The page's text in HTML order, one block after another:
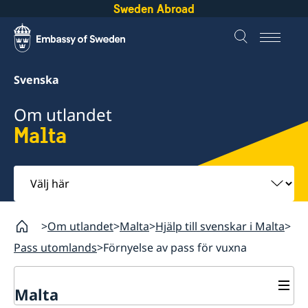
Sweden Abroad
Svenska
Om utlandet
Malta
Välj
här
Om utlandet Malta Hjälp till svenskar i Malta
Pass utomlands Förnyelse av pass för vuxna
Malta